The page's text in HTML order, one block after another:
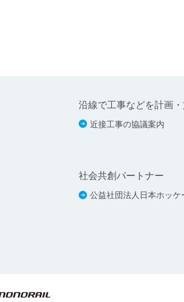
沿線で工事などを計画
近接工事の協議案内
社会共創パートナー
公益社団法人日本ホッケ